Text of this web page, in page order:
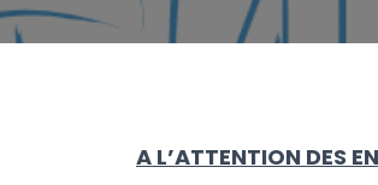
A L’ATTENTION DES